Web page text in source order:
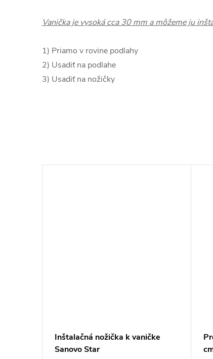
Vanička je vysoká cca 30 mm a môžeme ju
1) Priamo v rovine podlahy
2) Usadiť na podlahe
3) Usadiť na nožičky
Inštalačná nožička k vaničke
Sanovo Star